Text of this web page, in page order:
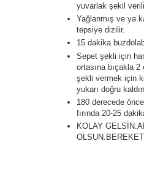
yuvarlak şekil
Yağlanmış ve ya
tepsiye dizilir.
15 dakika
Sepet şekli için
ortasına bıçakla 2
şekli vermek için
yukarı doğru
180 derecede
fırında 20-25
KOLAY